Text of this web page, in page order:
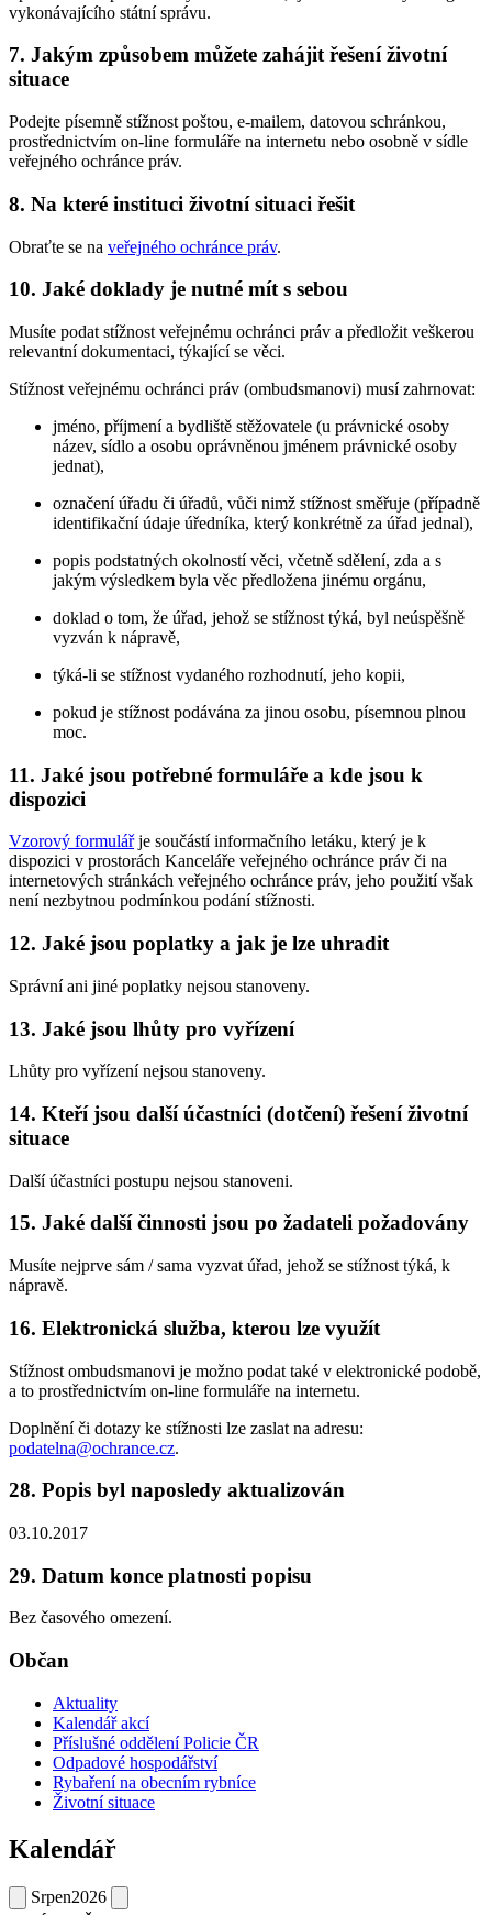
vykonávajícího státní správu.
7. Jakým způsobem můžete zahájit řešení životní
situace
Podejte písemně stížnost poštou, e-mailem, datovou schránkou,
prostřednictvím on-line formuláře na internetu nebo osobně v sídle
veřejného ochránce práv.
8. Na které instituci životní situaci řešit
Obraťte se na veřejného ochránce práv.
10. Jaké doklady je nutné mít s sebou
Musíte podat stížnost veřejnému ochránci práv a předložit veškerou
relevantní dokumentaci, týkající se věci.
Stížnost veřejnému ochránci práv (ombudsmanovi) musí zahrnovat:
jméno, příjmení a bydliště stěžovatele (u právnické osoby
název, sídlo a osobu oprávněnou jménem právnické osoby
jednat),
označení úřadu či úřadů, vůči nimž stížnost směřuje (případně
identifikační údaje úředníka, který konkrétně za úřad jednal),
popis podstatných okolností věci, včetně sdělení, zda a s
jakým výsledkem byla věc předložena jinému orgánu,
doklad o tom, že úřad, jehož se stížnost týká, byl neúspěšně
vyzván k nápravě,
týká-li se stížnost vydaného rozhodnutí, jeho kopii,
pokud je stížnost podávána za jinou osobu, písemnou plnou
moc.
11. Jaké jsou potřebné formuláře a kde jsou k
dispozici
Vzorový formulářje součástí informačního letáku, který je k
dispozici v prostorách Kanceláře veřejného ochránce práv či na
internetových stránkách veřejného ochránce práv, jeho použití však
není nezbytnou podmínkou podání stížnosti.
12. Jaké jsou poplatky a jak je lze uhradit
Správní ani jiné poplatky nejsou stanoveny.
13. Jaké jsou lhůty pro vyřízení
Lhůty pro vyřízení nejsou stanoveny.
14. Kteří jsou další účastníci (dotčení) řešení životní
situace
Další účastníci postupu nejsou stanoveni.
15. Jaké další činnosti jsou po žadateli požadovány
Musíte nejprve sám / sama vyzvat úřad, jehož se stížnost týká, k
nápravě.
16. Elektronická služba, kterou lze využít
Stížnost ombudsmanovi je možno podat také v elektronické podobě,
a to prostřednictvím on-line formuláře na internetu.
Doplnění či dotazy ke stížnosti lze zaslat na adresu:
podatelna@ochrance.cz.
28. Popis byl naposledy aktualizován
03.10.2017
29. Datum konce platnosti popisu
Bez časového omezení.
Občan
Aktuality
Kalendář akcí
Příslušné oddělení Policie ČR
Odpadové hospodářství
Rybaření na obecním rybníce
Životní situace
Kalendář
Srpen2026